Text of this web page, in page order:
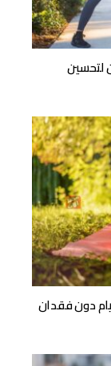
لتحسين
دون فقدان